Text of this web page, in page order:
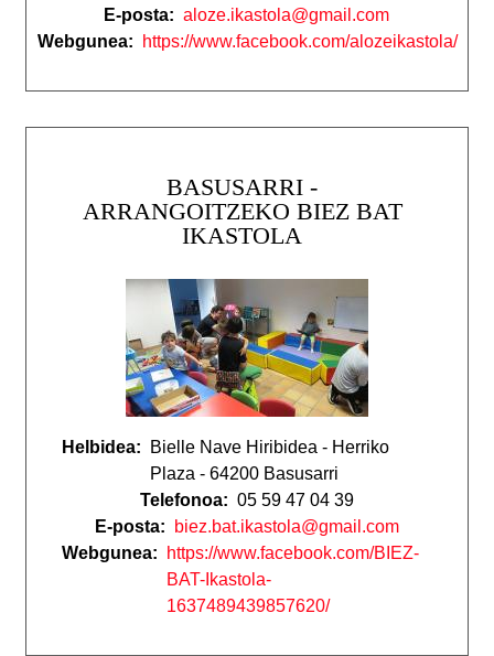
E-posta: aloze.ikastola@gmail.com
Webgunea:
https://www.facebook.com/alozeikastola/
BASUSARRI -
ARRANGOITZEKO BIEZ BAT
IKASTOLA
Helbidea:
Bielle Nave Hiribidea - Herriko
Plaza - 64200 Basusarri
Telefonoa: 05 59 47 04 39
E-posta:
biez.bat.ikastola@gmail.com
Webgunea:
https://www.facebook.com/BIEZ-
BAT-Ikastola-
1637489439857620/